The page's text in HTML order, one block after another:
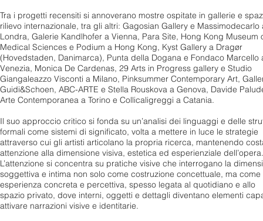
Tra i progetti recensiti si annoverano mostre ospitate in gallerie e
rilievo internazionale, tra gli altri: Gagosian Gallery e Massimodecarlo
Londra, Galerie Kandlhofer a Vienna, Para Site, Hong Kong Museum
Medical Sciences e Podium a Hong Kong, Kyst Gallery a Dragør
(Hovedstaden, Danimarca), Punta della Dogana e Fondaco Marcello
Venezia, Monica De Cardenas, 29 Arts in Progress gallery e Studio
Giangaleazzo Visconti a Milano, Pinksummer Contemporary Art,
Guidi&Schoen, ABC-ARTE e Stella Rouskova a Genova, Davide
Arte Contemporanea a Torino e Collicaligreggi a Catania.
Il suo approccio critico si fonda su un’analisi dei linguaggi e delle
formali come sistemi di significato, volta a mettere in luce le strategie
attraverso cui gli artisti articolano la propria ricerca, mantenendo
attenzione alla dimensione visiva, estetica ed esperienziale dell’opera.
L’attenzione si concentra su pratiche visive che interrogano la
soggettiva e intima non solo come costruzione concettuale, ma come
esperienza concreta e percettiva, spesso legata al quotidiano e allo
spazio privato, dove interni, oggetti e dettagli diventano elementi
attivare narrazioni visive e identitarie.